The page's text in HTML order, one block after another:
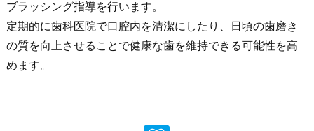
ブラッシング指導を行います。
定期的に歯科医院で口腔内を清潔にしたり、日頃の歯磨き
の質を向上させることで健康な歯を維持できる可能性を高
めます。